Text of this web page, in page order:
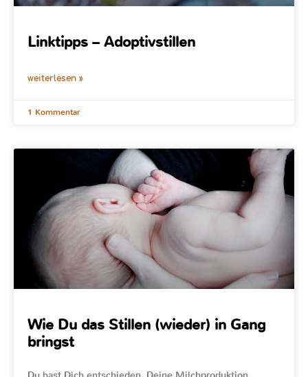
Linktipps – Adoptivstillen
weiterlesen »
1 Kommentar
Wie Du das Stillen (wieder) in Gang
bringst